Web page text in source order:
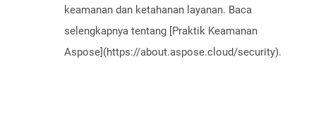
keamanan dan ketahanan layanan. Baca
selengkapnya tentang [Praktik Keamanan
Aspose](https://about.aspose.cloud/security).